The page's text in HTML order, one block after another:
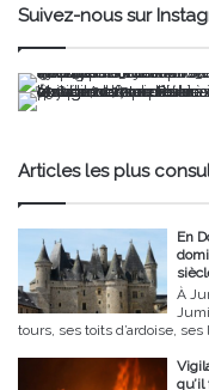
Suivez-nous sur
Articles les plus
En
À
tours, ses toits d’ardoise,